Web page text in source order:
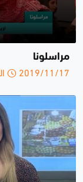
مراسلونا
2019/11/17 الأحد 16:58 م